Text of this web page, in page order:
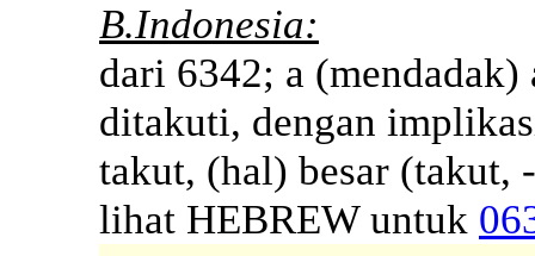
B.Indonesia:
dari 6342; a
ditakuti, dengan
takut, (hal) besar
lihat HEBREW untuk